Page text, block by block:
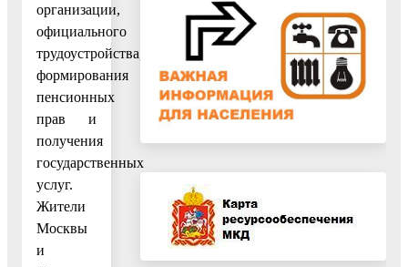
организации,
официального
трудоустройства,
формирования
пенсионных
прав и
получения
государственных
услуг.
Жители
Москвы
и